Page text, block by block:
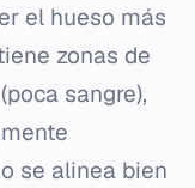
el hueso más
zonas de
sangre),
se alinea bien